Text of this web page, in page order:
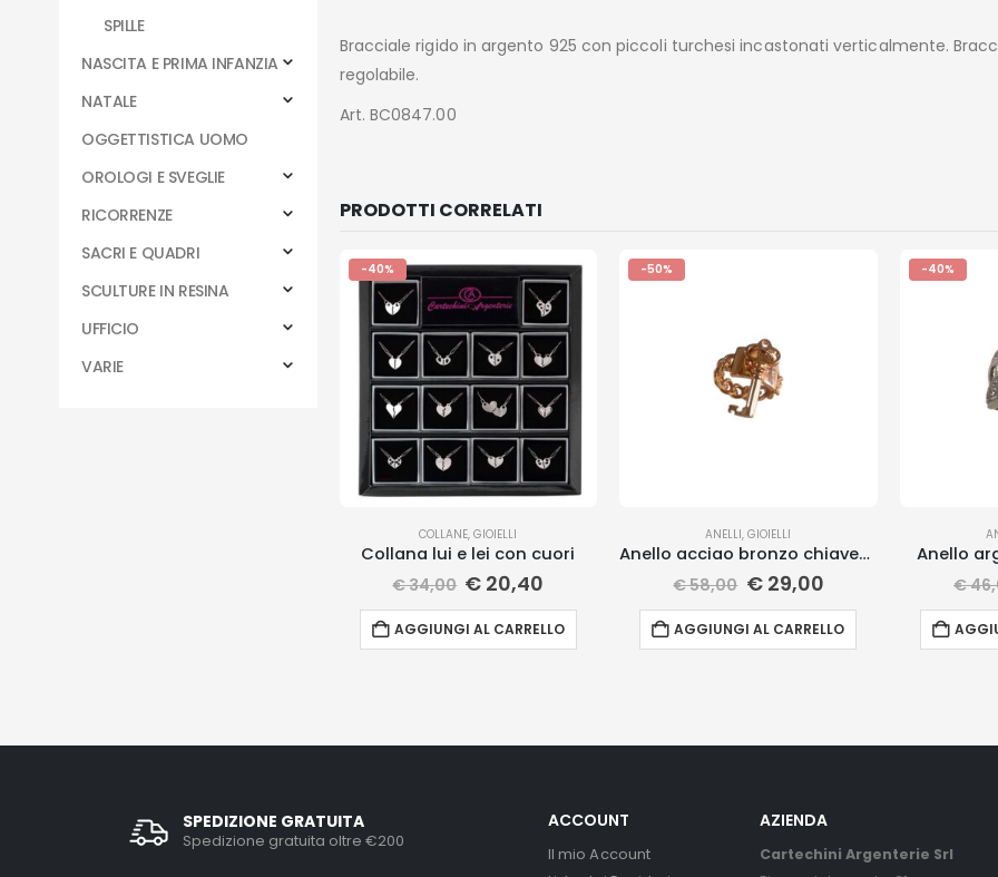
Bracciale rigido in argento 925 con piccoli turchesi incastonati verticalmente.
regolabile.
Art. BC0847.00
PRODOTTI CORRELATI
-40%
COLLANE,GIOIELLI
Collana lui e lei con cuori
€34,00 € 20,40
AGGIUNGI AL CARRELLO
-50%
ANELLI,GIOIELLI
Anello acciao bronzo chiavetta
€58,00 €29,00
AGGIUNGI AL CARRELLO
-40%
Anello
€
SPILLE
NASCITA E PRIMA INFANZIA
NATALE
OGGETTISTICA UOMO
OROLOGI E SVEGLIE
RICORRENZE
SACRI E QUADRI
SCULTURE IN RESINA
UFFICIO
VARIE
SPEDIZIONE GRATUITA
Spedizione gratuita oltre €200
ACCOUNT
Il mio Account
AZIENDA
Cartechini Argenterie Srl